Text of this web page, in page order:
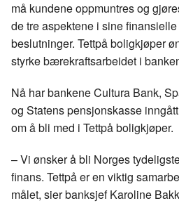
må kundene oppmuntres og
de tre aspektene i sine finansielle
beslutninger. Tettpåboligkjøper
styrkebærekraftsarbeidet i
Nå har bankene Cultura Bank,
og Statens pensjonskasse
om å bli med i Tettpåboligkjøper.
– Vi ønsker å bli Norges
finans. Tettpåer en viktig
målet, sier banksjef Karoline